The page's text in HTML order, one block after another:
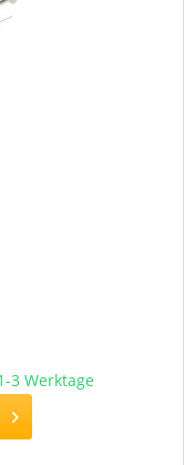
3 Werktage